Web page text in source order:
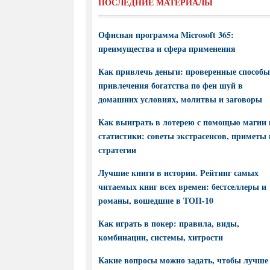
Офисная программа Microsoft 365:
преимущества и сфера применения
Как привлечь деньги: проверенные способы
привлечения богатства по фен шуй в
домашних условиях, молитвы и заговоры
Как выиграть в лотерею с помощью магии
статистики: советы экстрасенсов, приметы
стратегии
Лучшие книги в истории. Рейтинг самых
читаемых книг всех времен: бестселлеры и
романы, вошедшие в ТОП-10
Как играть в покер: правила, виды,
комбинации, системы, хитрости
Какие вопросы можно задать, чтобы лучше